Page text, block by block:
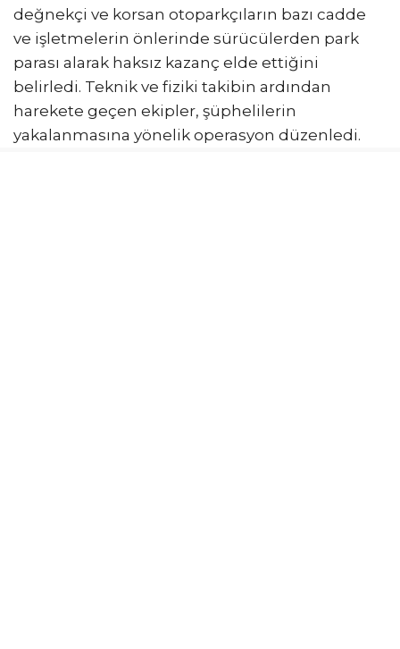
değnekçi ve korsan otoparkçıların bazı cadde
ve işletmelerin önlerinde sürücülerden park
parası alarak haksız kazanç elde ettiğini
belirledi. Teknik ve fiziki takibin ardından
harekete geçen ekipler, şüphelilerin
yakalanmasına yönelik operasyon düzenledi.